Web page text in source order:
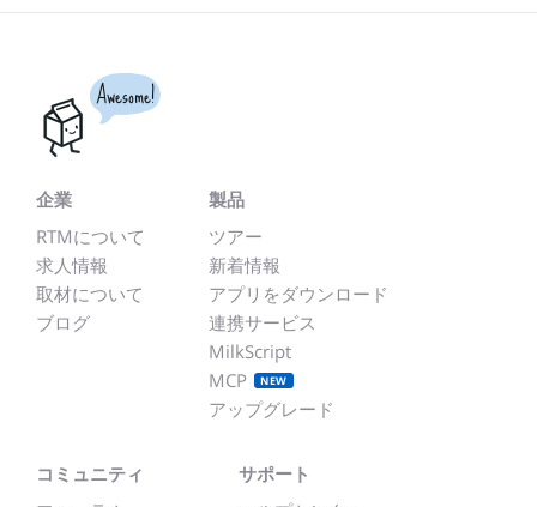
Awesome!
企業
RTMについて
求人情報
取材について
ブログ
製品
ツアー
新着情報
アプリをダウンロード
連携サービス
MilkScript
MCP
NEW
アップグレード
コミュニティ
サポート